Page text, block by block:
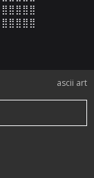
ascii art